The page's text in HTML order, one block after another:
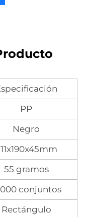
PP
Negro
55 gramos
conjuntos
Rectángulo